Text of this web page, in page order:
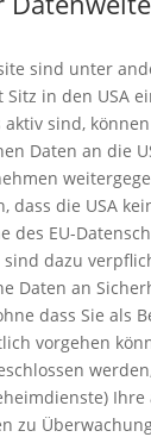
sind unter
in den USA
aktiv sind,
Daten an die
dass die USA
des EU-
sind dazu
Daten an
dass Sie als
vorgehen
Ihre
zu